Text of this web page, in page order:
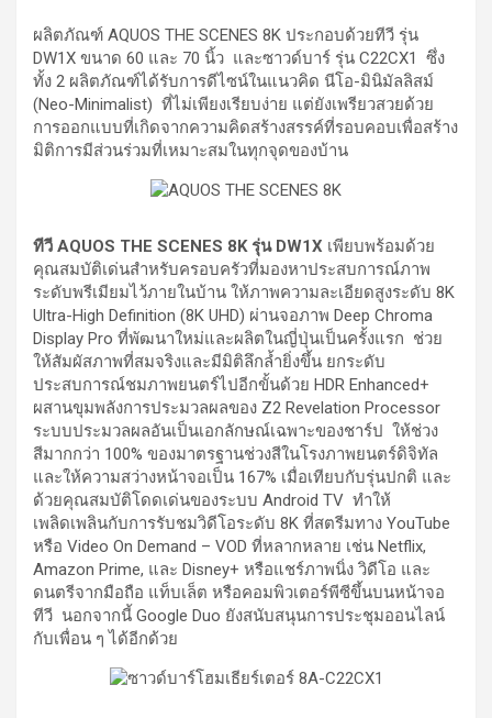
ผลิตภัณฑ์ AQUOS THE SCENES 8K ประกอบด้วยทีวี รุ่น
DW1X ขนาด 60 และ 70 นิ้ว และซาวด์บาร์ รุ่น C22CX1 ซึ่ง
ทั้ง 2 ผลิตภัณฑ์ได้รับการดีไซน์ในแนวคิด นีโอ-มินิมัลลิสม์
(Neo-Minimalist) ที่ไม่เพียงเรียบง่าย แต่ยังเพรียวสวยด้วย
การออกแบบที่เกิดจากความคิดสร้างสรรค์ที่รอบคอบเพื่อสร้าง
มิติการมีส่วนร่วมที่เหมาะสมในทุกจุดของบ้าน
ทีวี AQUOS THE SCENES 8K รุ่น DW1X เพียบพร้อมด้วย
คุณสมบัติเด่นสำหรับครอบครัวที่มองหาประสบการณ์ภาพ
ระดับพรีเมียมไว้ภายในบ้าน ให้ภาพความละเอียดสูงระดับ 8K
Ultra-High Definition (8K UHD) ผ่านจอภาพ Deep Chroma
Display Pro ที่พัฒนาใหม่และผลิตในญี่ปุ่นเป็นครั้งแรก ช่วย
ให้สัมผัสภาพที่สมจริงและมีมิติลึกล้ำยิ่งขึ้น ยกระดับ
ประสบการณ์ชมภาพยนตร์ไปอีกขั้นด้วย HDR Enhanced+
ผสานขุมพลังการประมวลผลของ Z2 Revelation Processor
ระบบประมวลผลอันเป็นเอกลักษณ์เฉพาะของชาร์ป ให้ช่วง
สีมากกว่า 100% ของมาตรฐานช่วงสีในโรงภาพยนตร์ดิจิทัล
และให้ความสว่างหน้าจอเป็น 167% เมื่อเทียบกับรุ่นปกติ และ
ด้วยคุณสมบัติโดดเด่นของระบบ Android TV ทำให้
เพลิดเพลินกับการรับชมวิดีโอระดับ 8K ที่สตรีมทาง YouTube
หรือ Video On Demand – VOD ที่หลากหลาย เช่น Netflix,
Amazon Prime, และ Disney+ หรือแชร์ภาพนิ่ง วิดีโอ และ
ดนตรีจากมือถือ แท็บเล็ต หรือคอมพิวเตอร์พีซีขึ้นบนหน้าจอ
ทีวี นอกจากนี้ Google Duo ยังสนับสนุนการประชุมออนไลน์
กับเพื่อน ๆ ได้อีกด้วย